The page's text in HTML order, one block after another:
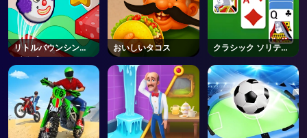
リトルバウンシング
ガイズ
おいしいタコス
クラシック ソリティ
ア